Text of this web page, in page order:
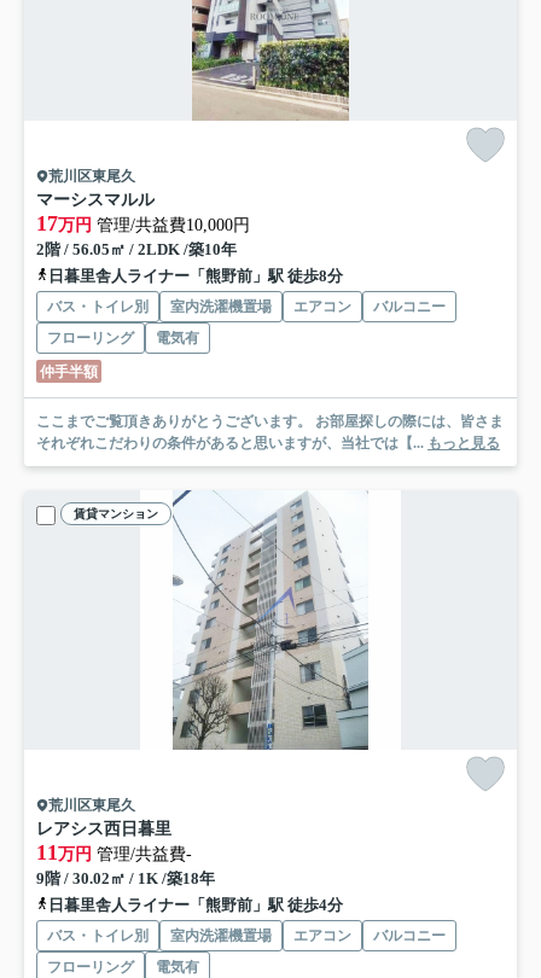
荒川区東尾久
マーシスマルル
17万円 管理/共益費10,000円
2階 / 56.05㎡ / 2LDK /築10年
日暮里舎人ライナー「熊野前」駅 徒歩8分
バス・トイレ別 室内洗濯機置場 エアコン
バルコニー
フローリング
電気有
仲手半額
ここまでご覧頂きありがとうございます。 お部屋探しの際には、皆さま
それぞれこだわりの条件があると思いますが、当社では【... もっと見る
賃貸マンション
荒川区東尾久
レアシス西日暮里
11 万円 管理/共益費-
9階 / 30.02㎡ / 1K /築18年
日暮里舎人ライナー「熊野前」駅 徒歩4分
バス・トイレ別 室内洗濯機置場 エアコン
バルコニー
フローリング
電気有